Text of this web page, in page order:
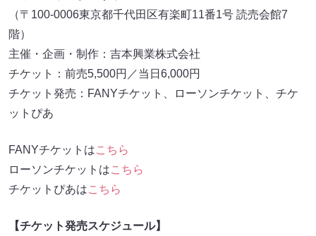
（〒100-0006東京都千代田区有楽町11番1号 読売会館7
階）
主催・企画・制作：吉本興業株式会社
チケット：前売5,500円／当日6,000円
チケット発売：FANYチケット、ローソンチケット、チケ
ットぴあ
FANYチケットはこちら
ローソンチケットはこちら
チケットぴあはこちら
【チケット発売スケジュール】